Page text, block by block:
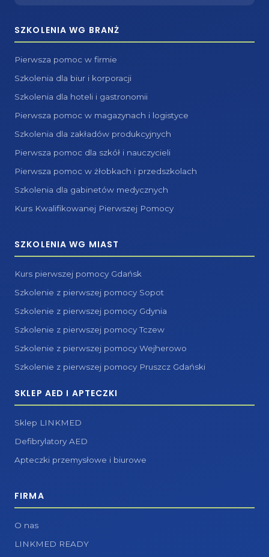
SZKOLENIA WG BRANŻ
Pierwsza pomoc w firmie
Szkolenia dla biur i korporacji
Szkolenia dla hoteli i gastronomii
Pierwsza pomoc w magazynach i logistyce
Szkolenia dla zakładów produkcyjnych
Pierwsza pomoc dla szkół i nauczycieli
Pierwsza pomoc w żłobkach i przedszkolach
Szkolenia dla gabinetów medycznych
Kurs Kwalifikowanej Pierwszej Pomocy
SZKOLENIA WG MIAST
Kurs pierwszej pomocy Gdańsk
Szkolenie z pierwszej pomocy Sopot
Szkolenie z pierwszej pomocy Gdynia
Szkolenie z pierwszej pomocy Tczew
Szkolenie z pierwszej pomocy Wejherowo
Szkolenie z pierwszej pomocy Pruszcz Gdański
SKLEP AED I APTECZKI
Sklep LINKMED
Defibrylatory AED
Apteczki przemysłowe i biurowe
FIRMA
O nas
LINKMED READY